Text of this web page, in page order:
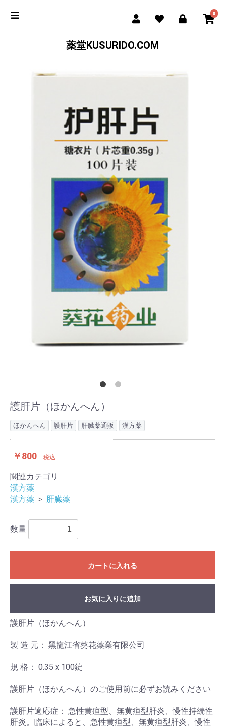
0
薬堂KUSURIDO.COM
護肝片（ほかんへん）
ほかんへん 護肝片 肝臓薬通販 漢方薬
￥800 税込
関連カテゴリ
漢方薬
漢方薬 ＞ 肝臓薬
数量
カートに入れる
お気に入りに追加
護肝片（ほかんへん）
製 造 元： 黑龍江省葵花薬業有限公司
規 格： 0.35 x 100錠
護肝片（ほかんへん）のご使用前に必ずお読みください
護肝片適応症： 急性黄疸型、無黄疸型肝炎、慢性持続性
肝炎。臨床によると、急性黄疸型、無黄疸型肝炎、慢性